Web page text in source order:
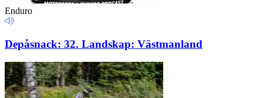
Enduro
Depåsnack: 32. Landskap: Västmanland